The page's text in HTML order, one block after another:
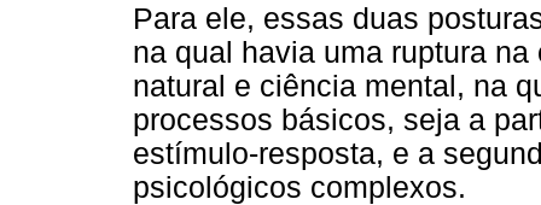
Para ele, essas duas
na qual havia uma ruptura
natural e ciência mental, na
processos básicos, seja a
estímulo-resposta, e a
psicológicos complexos.